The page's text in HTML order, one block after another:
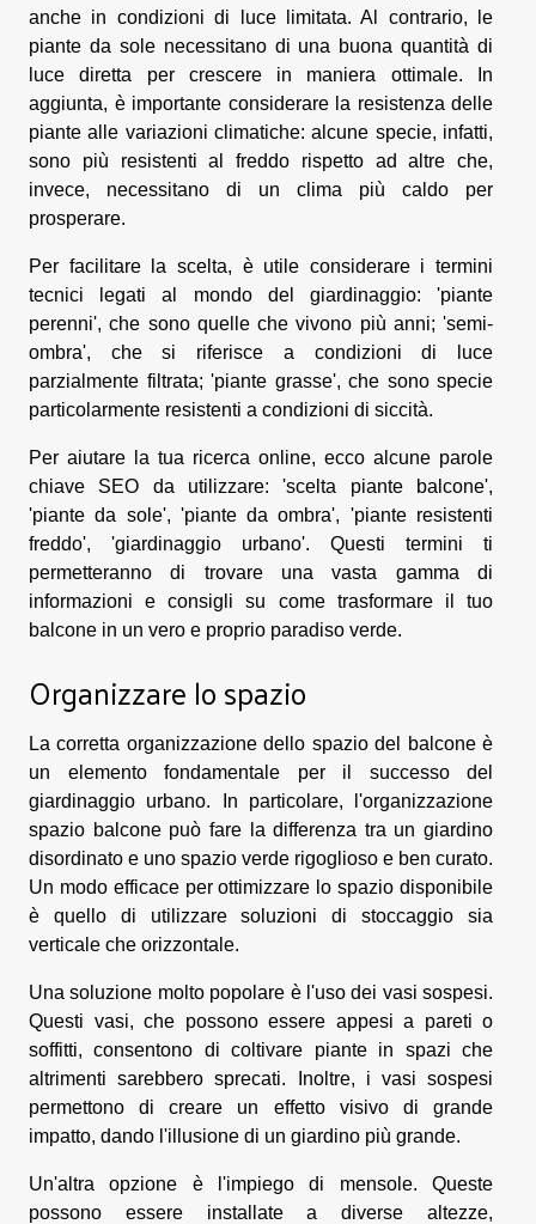
anche in condizioni di luce limitata. Al contrario, le
piante da sole necessitano di una buona quantità di
luce diretta per crescere in maniera ottimale. In
aggiunta, è importante considerare la resistenza delle
piante alle variazioni climatiche: alcune specie, infatti,
sono più resistenti al freddo rispetto ad altre che,
invece, necessitano di un clima più caldo per
prosperare.
Per facilitare la scelta, è utile considerare i termini
tecnici legati al mondo del giardinaggio: 'piante
perenni', che sono quelle che vivono più anni; 'semi-
ombra', che si riferisce a condizioni di luce
parzialmente filtrata; 'piante grasse', che sono specie
particolarmente resistenti a condizioni di siccità.
Per aiutare la tua ricerca online, ecco alcune parole
chiave SEO da utilizzare: 'scelta piante balcone',
'piante da sole', 'piante da ombra', 'piante resistenti
freddo', 'giardinaggio urbano'. Questi termini ti
permetteranno di trovare una vasta gamma di
informazioni e consigli su come trasformare il tuo
balcone in un vero e proprio paradiso verde.
Organizzare lo spazio
La corretta organizzazione dello spazio del balcone è
un elemento fondamentale per il successo del
giardinaggio urbano. In particolare, l'organizzazione
spazio balcone può fare la differenza tra un giardino
disordinato e uno spazio verde rigoglioso e ben curato.
Un modo efficace per ottimizzare lo spazio disponibile
è quello di utilizzare soluzioni di stoccaggio sia
verticale che orizzontale.
Una soluzione molto popolare è l'uso dei vasi sospesi.
Questi vasi, che possono essere appesi a pareti o
soffitti, consentono di coltivare piante in spazi che
altrimenti sarebbero sprecati. Inoltre, i vasi sospesi
permettono di creare un effetto visivo di grande
impatto, dando l'illusione di un giardino più grande.
Un'altra opzione è l'impiego di mensole. Queste
possono essere installate a diverse altezze,